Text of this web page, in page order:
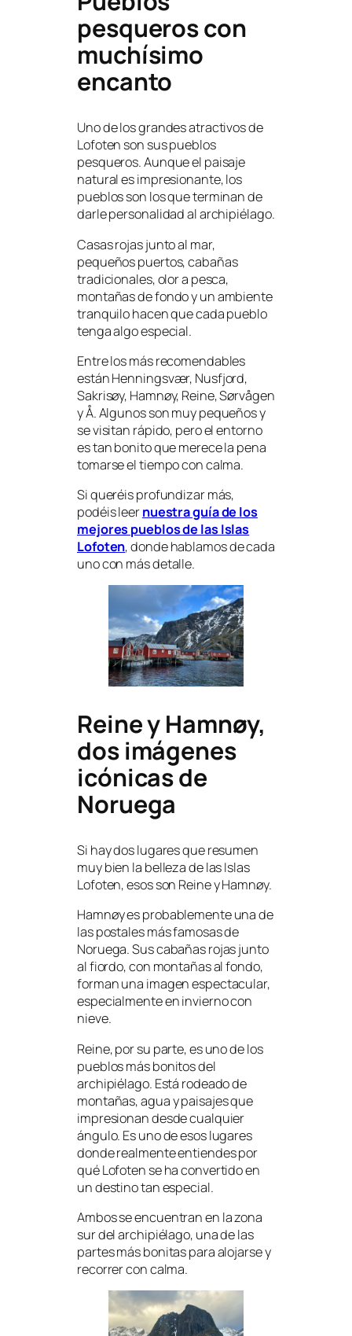
pesqueros con
muchísimo
encanto
Uno de los grandes atractivos de
Lofoten son sus pueblos
pesqueros. Aunque el paisaje
natural es impresionante, los
pueblos son los que terminan de
darle personalidad al archipiélago.
Casas rojas junto al mar,
pequeños puertos, cabañas
tradicionales, olor a pesca,
montañas de fondo y un ambiente
tranquilo hacen que cada pueblo
tenga algo especial.
Entre los más recomendables
están Henningsvær, Nusfjord,
Sakrisøy, Hamnøy, Reine, Sørvågen
y Å. Algunos son muy pequeños y
se visitan rápido, pero el entorno
es tan bonito que merece la pena
tomarse el tiempo con calma.
Si queréis profundizar más,
podéis leernuestra guía delos
mejores pueblos de las Islas
Lofoten, donde hablamos de cada
uno con más detalle.
Reine y Hamnøy,
dos imágenes
icónicas de
Noruega
Si hay dos lugares que resumen
muy bien la belleza de las Islas
Lofoten, esos son Reine y Hamnøy.
Hamnøy es probablemente una de
las postales más famosas de
Noruega. Sus cabañas rojas junto
al fiordo, con montañas al fondo,
forman una imagen espectacular,
especialmente en invierno con
nieve.
Reine, por su parte, es uno de los
pueblos más bonitos del
archipiélago. Está rodeado de
montañas, agua y paisajes que
impresionan desde cualquier
ángulo. Es uno de esos lugares
donde realmente entiendes por
qué Lofoten se ha convertido en
un destino tan especial.
Ambos se encuentran en la zona
sur del archipiélago, una de las
partes más bonitas para alojarse y
recorrer con calma.